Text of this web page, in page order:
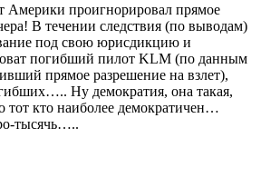
Америки проигнорировал прямое
В течении следствия (по выводам)
под свою юрисдикцию и
погибший пилот KLM (по данным
прямое разрешение на взлет),
Ну демократия, она такая,
тот кто наиболее демократичен…
тысячь…..